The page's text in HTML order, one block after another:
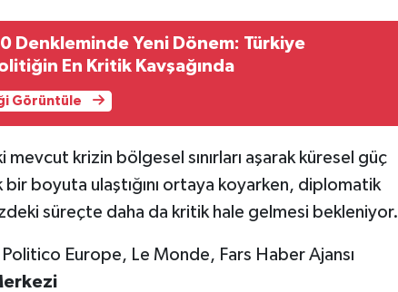
Denkleminde Yeni Dönem: Türkiye
En Kritik Kavşağında
Görüntüle
krizin bölgesel sınırları aşarak küresel güç
boyuta ulaştığını ortaya koyarken, diplomatik
süreçte daha da kritik hale gelmesi bekleniyor.
Europe, Le Monde, Fars Haber Ajansı